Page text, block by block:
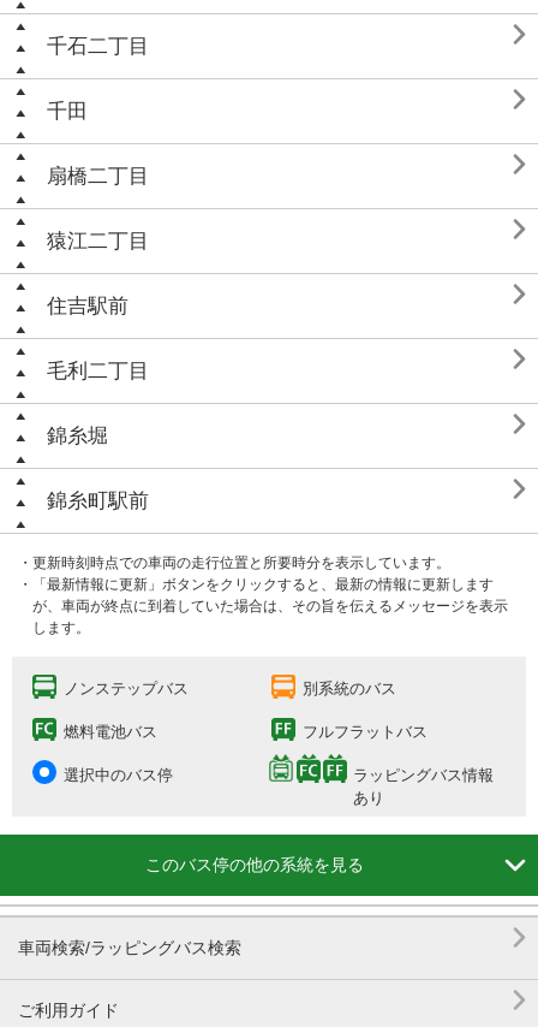
千石二丁目 
千田 
扇橋二丁目 
猿江二丁目 
住吉駅前 
毛利二丁目 
錦糸堀 
錦糸町駅前 
・更新時刻時点での車両の走行位置と所要時分を表示しています。
・「最新情報に更新」ボタンをクリックすると、最新の情報に更新します
が、車両が終点に到着していた場合は、その旨を伝えるメッセージを表示
します。
ノンステップバス 別系統のバス
燃料電池バス フルフラットバス
選択中のバス停
ラッピングバス情報
あり
このバス停の他の系統を見る 
車両検索/ラッピングバス検索 
ご利用ガイド 